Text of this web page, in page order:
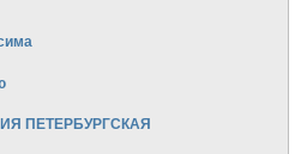
ПЕТЕРБУРГСКАЯ